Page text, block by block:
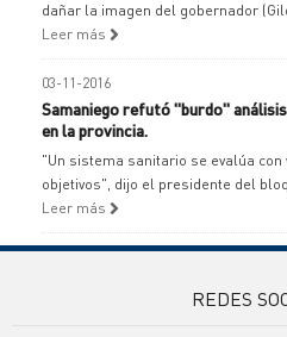
dañar la imagen del gobernador
Leer más
03-11-2016
Samaniego refutó "burdo"
en la provincia.
"Un sistema sanitario se evalúa
objetivos", dijo el presidente del
Leer más
REDES